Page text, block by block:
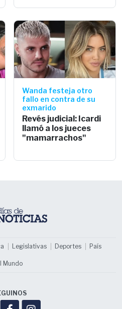
Wanda festeja otro
fallo en contra de su
exmarido
Revés judicial: Icardi
llamó a los jueces
"mamarrachos"
Legislativas Deportes País
Mundo